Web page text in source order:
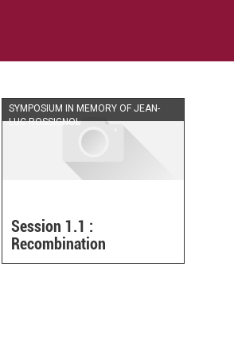
SYMPOSIUM IN MEMORY OF JEAN-
LUC ROSSIGNOL
Session 1.1 :
Recombination